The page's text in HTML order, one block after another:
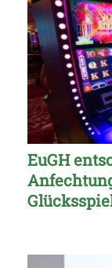
EuGH